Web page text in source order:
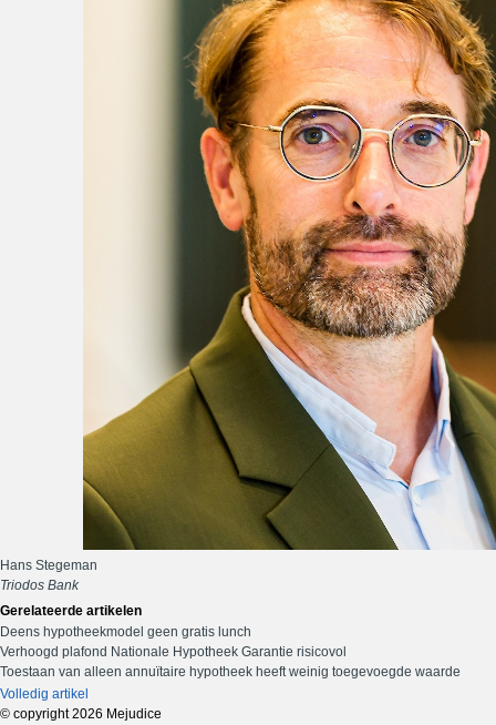
Hans Stegeman
Triodos Bank
Gerelateerde artikelen
Deens hypotheekmodel geen gratis lunch
Verhoogd plafond Nationale Hypotheek Garantie risicovol
Toestaan van alleen annuïtaire hypotheek heeft weinig toegevoegde waarde
Volledig artikel
© copyright 2026 Mejudice